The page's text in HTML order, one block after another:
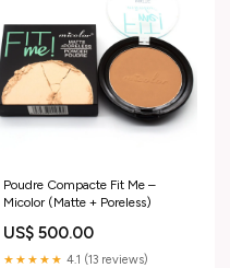
Poudre Compacte Fit Me –
Micolor (Matte + Poreless)
US$ 500.00
★★★★★ 4.1 (13 reviews)